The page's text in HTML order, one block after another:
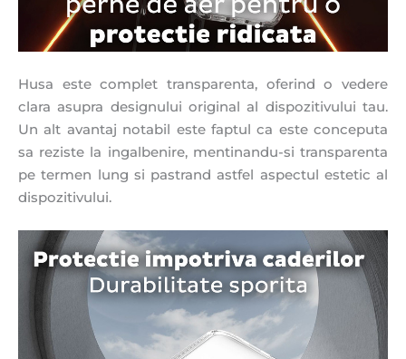
Husa este complet transparenta, oferind o vedere
clara asupra designului original al dispozitivului tau.
Un alt avantaj notabil este faptul ca este conceputa
sa reziste la ingalbenire, mentinandu-si transparenta
pe termen lung si pastrand astfel aspectul estetic al
dispozitivului.